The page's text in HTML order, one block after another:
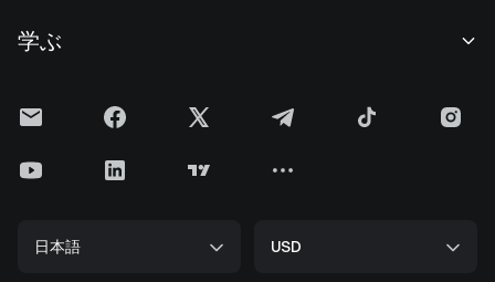
F1 Oracle Red Bull Racing 公式スポンサー
クッキーポリシー
準備金証明
現物取引
投資センター
手数料
上場申請
学ぶ
Gateニュース
日本語 USD